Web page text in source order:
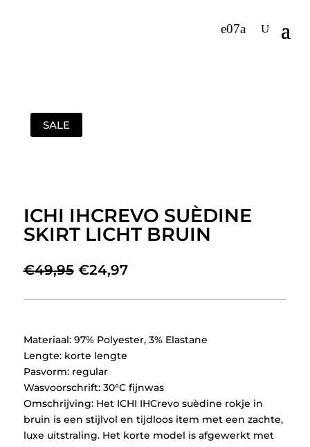
SALE
ICHI IHCREVO SUÈDINE
SKIRT LICHT BRUIN
€49,95 Oorspronkelijke
was:
€24,97Huidige
is:
Materiaal: 97% Polyester, 3% Elastane
Lengte: korte lengte
Pasvorm: regular
Wasvoorschrift: 30°C fijnwas
Omschrijving: Het ICHI IHCrevo suèdine rokje in
bruin is een stijlvol en tijdloos item met een zachte,
luxe uitstraling. Het korte model is afgewerkt met